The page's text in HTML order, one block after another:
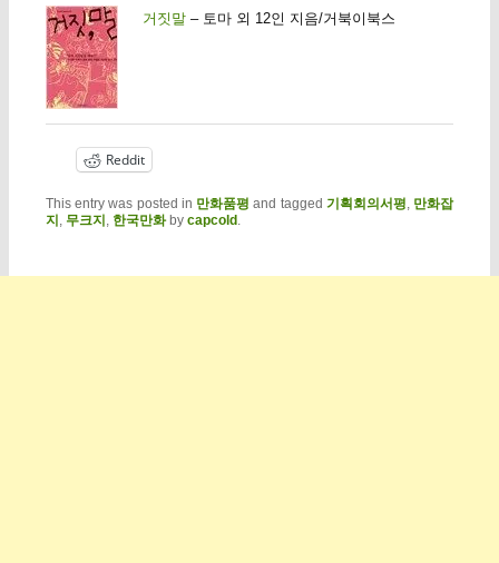
거짓말– 토마 외 12인 지음/거북이북스
Reddit
This entry was posted in 만화품평 and tagged기획회의서평, 만화잡
지 , 무크지 , 한국만화by capcold .